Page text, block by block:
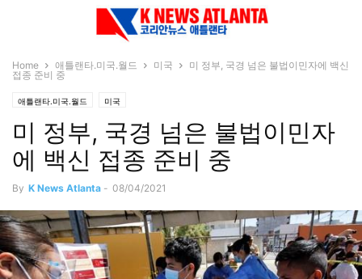
Home 애틀랜타.미국.월드 미국
미 정부, 국경 넘은 불법이민자에 백신
접종 준비 중
애틀랜타.미국.월드 미국
미 정부, 국경 넘은 불법이민자
에 백신 접종 준비 중
By K News Atlanta - 08/04/2021